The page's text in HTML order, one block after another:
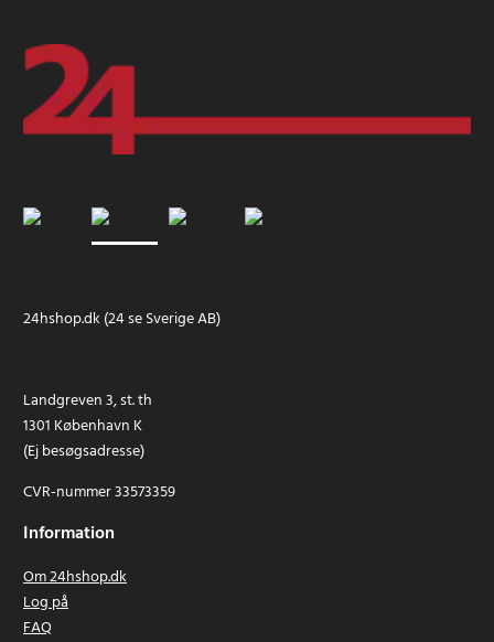
24hshop.dk (24 se Sverige AB)
Landgreven 3, st. th
1301 København K
(Ej besøgsadresse)
CVR-nummer 33573359
Information
Om 24hshop.dk
Log på
FAQ